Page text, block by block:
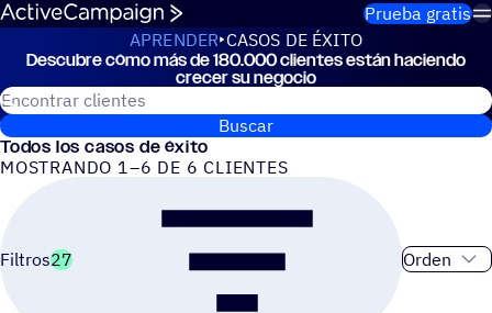
Saltar al contenido
Prueba gratis
APRENDER CASOS DE ÉXITO
Casos de éxito
Descu­bre cómo más de 180.000 clien­tes están haciendo
crecer su negocio
Buscar clientes de ActiveCampaign
Buscar
Todos los casos de éxito
MOSTRANDO 1–6 DE 6 CLIENTES
Filtros27 Orden de